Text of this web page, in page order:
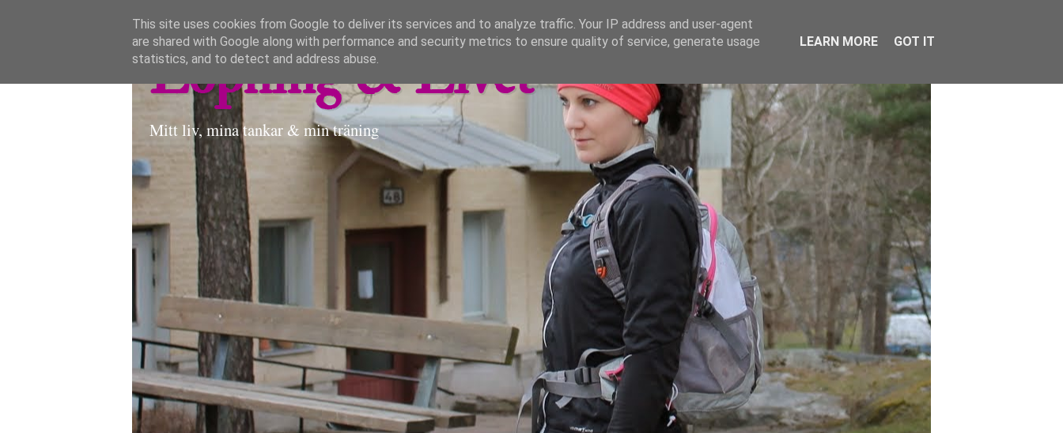
Löpning & Livet
Mitt liv, mina tankar & min träning
This site uses cookies from Google to deliver its services and to analyze traffic. Your IP address and user-agent
are shared with Google along with performance and security metrics to ensure quality of service, generate usage
statistics, and to detect and address abuse.
LEARN MORE GOT IT